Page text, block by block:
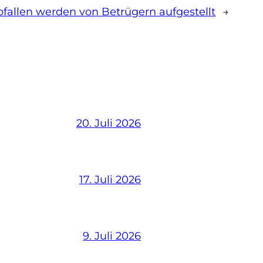
werden von Betrügern aufgestellt →
20. Juli 2026
17. Juli 2026
9. Juli 2026